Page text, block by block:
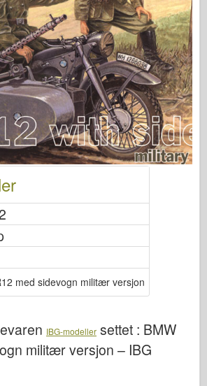
Militaria
med sidevogn militær versjon
IBG-modeller settet : BMW
militær versjon – IBG